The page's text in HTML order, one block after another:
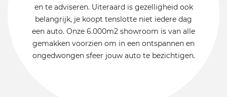
en te adviseren. Uiteraard is gezelligheid ook
belangrijk, je koopt tenslotte niet iedere dag
een auto. Onze 6.000m2 showroom is van alle
gemakken voorzien om in een ontspannen en
ongedwongen sfeer jouw auto te bezichtigen.